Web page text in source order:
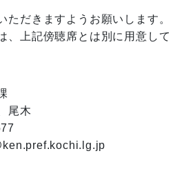
だきますようお願いします。
上記傍聴席とは別に用意して
尾木